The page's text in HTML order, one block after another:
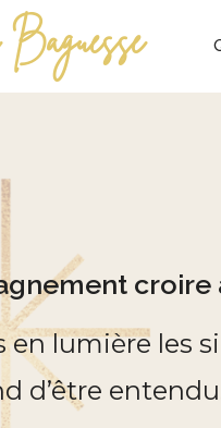
Baguesse
croire
en lumière les
d’être